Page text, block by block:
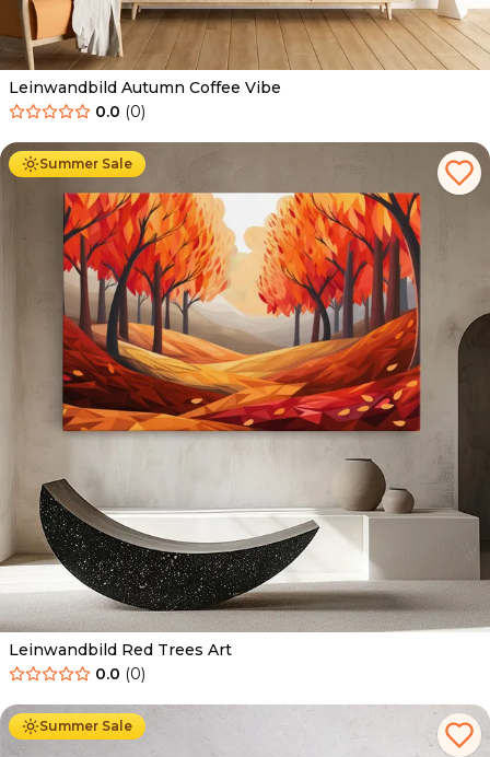
Leinwandbild Autumn Coffee Vibe
0.0 (0)
Summer Sale
Ab 39.90 € 34.90
Leinwandbild Red Trees Art
0.0 (0)
Summer Sale
Ab 39.90 € 34.90